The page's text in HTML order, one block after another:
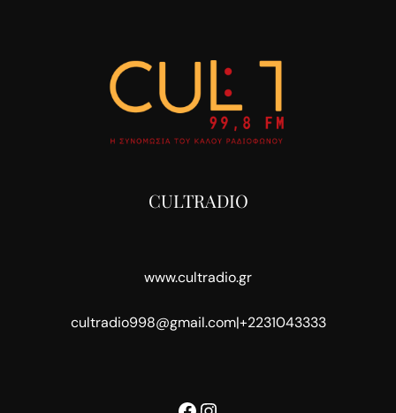
CULTRADIO
www.cultradio.gr
cultradio998@gmail.com|+2231043333